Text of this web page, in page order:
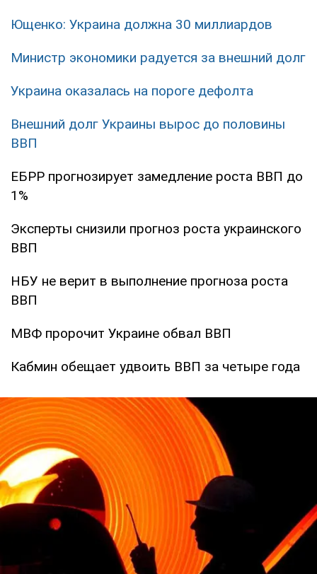
Ющенко: Украина должна 30 миллиардов
Министр экономики радуется за внешний долг
Украина оказалась на пороге дефолта
Внешний долг Украины вырос до половины
ВВП
ЕБРР прогнозирует замедление роста ВВП до
1%
Эксперты снизили прогноз роста украинского
ВВП
НБУ не верит в выполнение прогноза роста
ВВП
МВФ пророчит Украине обвал ВВП
Кабмин обещает удвоить ВВП за четыре года